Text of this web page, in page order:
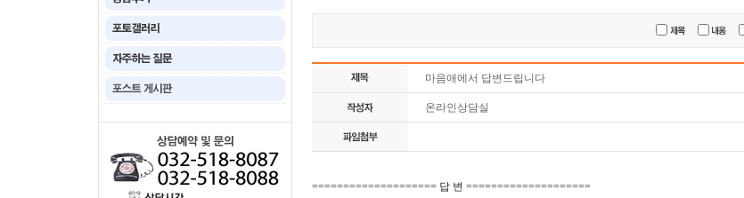
마음애에서 답변드립니다
온라인상담실
==================== 답 변 ====================